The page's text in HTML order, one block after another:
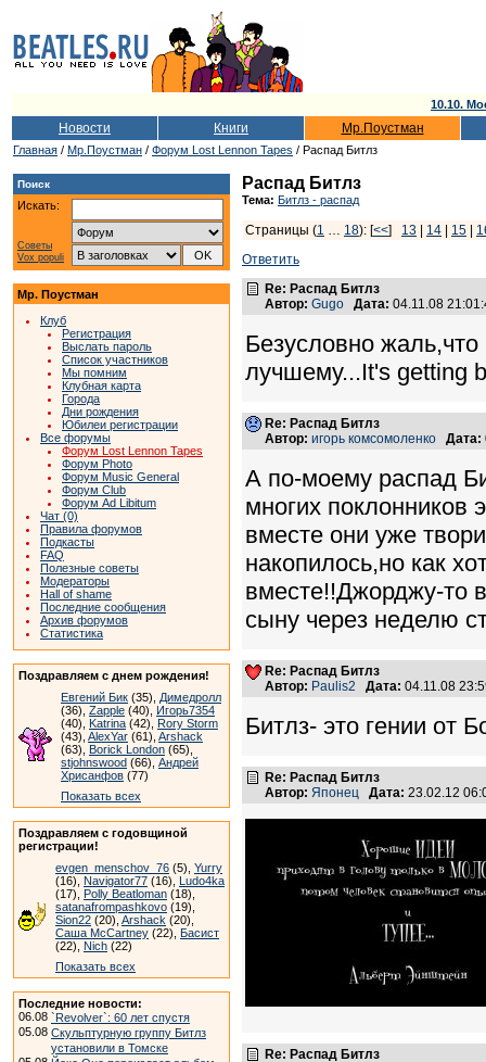
10.10.
Новости Книги Мр.Поустман
Главная / Мр.Поустман / Форум Lost Lennon Tapes / Распад Битлз
Поиск
Искать:
Советы
Vox populi
Мр. Поустман
Клуб
Регистрация
Выслать пароль
Список участников
Мы помним
Клубная карта
Города
Дни рождения
Юбилеи регистрации
Все форумы
Форум Lost Lennon Tapes
Форум Photo
Форум Music General
Форум Club
Форум Ad Libitum
Чат (0)
Правила форумов
Подкасты
FAQ
Полезные советы
Модераторы
Hall of shame
Последние сообщения
Архив форумов
Статистика
Поздравляем с днем рождения!
Евгений Бик (35), Димедролл
(36), Zapple (40), Игорь7354
(40), Katrina (42), Rory Storm
(43), AlexYar (61), Arshack
(63), Borick London (65),
stjohnswood (66), Андрей
Хрисанфов (77)
Показать всех
Поздравляем с годовщиной
регистрации!
evgen_menschov_76 (5), Yurry
(16), Navigator77 (16), Ludo4ka
(17), Polly Beatloman (18),
satanafrompashkovo (19),
Sion22 (20), Arshack (20),
Саша McCartney (22), Басист
(22), Nich (22)
Показать всех
Последние новости:
06.08 `Revolver`: 60 лет спустя
05.08 Скульптурную группу Битлз
установили в Томске
Распад Битлз
Тема: Битлз - распад
Страницы (1 … 18): [<<] 13 14 15
Ответить
Re: Распад Битлз
Автор: Gugo Дата: 04.11.08
Безусловно жаль,что
лучшему...It's getting
Re: Распад Битлз
Автор: игорь комсомоленко Дата:
А по-моему распад
многих поклонников
вместе они уже
накопилось,но как
вместе!!Джорджу-то
сыну через неделю
Re: Распад Битлз
Автор: Paulis2 Дата: 04.11.08
Битлз- это гении от
Re: Распад Битлз
Автор: Японец Дата: 23.02.12
Re: Распад Битлз